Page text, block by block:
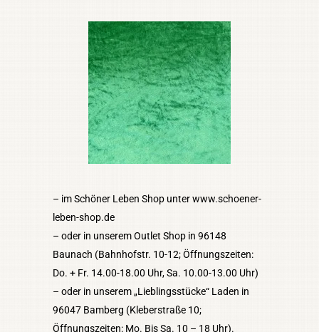
– im Schöner Leben Shop unter www.schoener-
leben-shop.de
– oder in unserem Outlet Shop in 96148
Baunach (Bahnhofstr. 10-12; Öffnungszeiten:
Do. + Fr. 14.00-18.00 Uhr, Sa. 10.00-13.00 Uhr)
– oder in unserem „Lieblingsstücke“ Laden in
96047 Bamberg (Kleberstraße 10;
Öffnungszeiten: Mo. Bis Sa. 10 – 18 Uhr).